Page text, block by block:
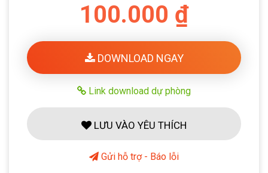
100.000 ₫
DOWNLOAD NGAY
Link download dự phòng
LƯU VÀO YÊU THÍCH
Gửi hỗ trợ - Báo lỗi